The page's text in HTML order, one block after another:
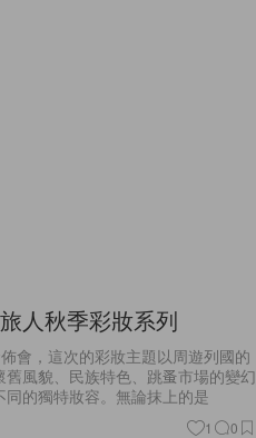
人秋季彩妝系列
會，這次的彩妝主題以周遊列國的
風貌、民族特色、跳蚤市場的變幻
的獨特妝容。無論抹上的是
1 0